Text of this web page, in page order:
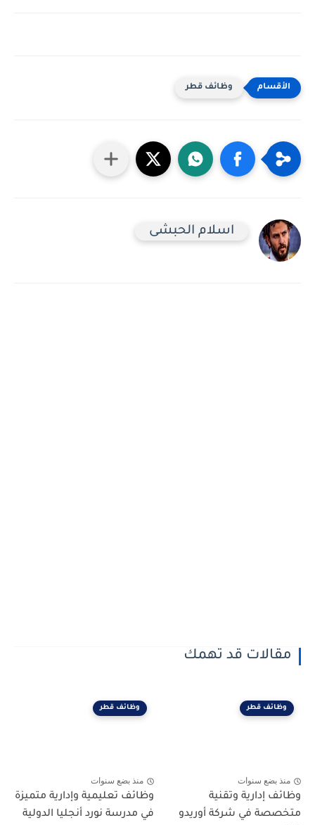
وظائف قطر
اسلام الحبشى
مقالات قد تهمك
وظائف قطر
منذ بضع سنوات
وظائف إدارية وتقنية
متخصصة في شركة أوريدو
وظائف قطر
منذ بضع سنوات
وظائف تعليمية وإدارية متميزة
في مدرسة نورد أنجليا الدولية